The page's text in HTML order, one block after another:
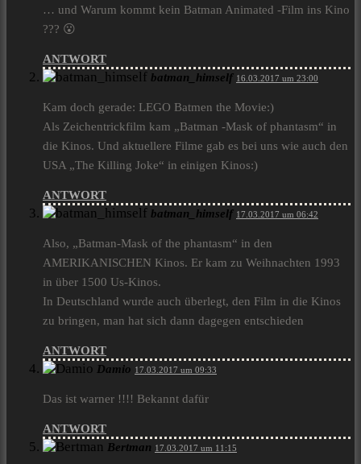
… und Warum kommt kein Batman Animated -Film ins Kino
??? 😮
ANTWORT
batman_himself 16.03.2017 um 23:00
Kam doch gerade: LEGO Batmen the Movie:)
Als Zeichentrickfilm kam „Batman -Mask of phantasm“ in
die Kinos. Und aktuellere Filme gab es bei uns wie auch den
USA „The Killing Joke“ in einigen Kinos:)
ANTWORT
batman_himself 17.03.2017 um 06:42
Also, „Batman-Mask of the phantasm“ in den
AMERIKANISCHEN Kinos. Er kam zu Weihnachten 1993
in über 1500 Us-Kinos.
In Deutschland wurde auch überlegt, den Film in die Kinos
zu bringen, man hat sich dann dagegen entschieden
ANTWORT
Damio 17.03.2017 um 09:33
Das ist warner !!!! Bekannt dafür
ANTWORT
Bertman 17.03.2017 um 11:15